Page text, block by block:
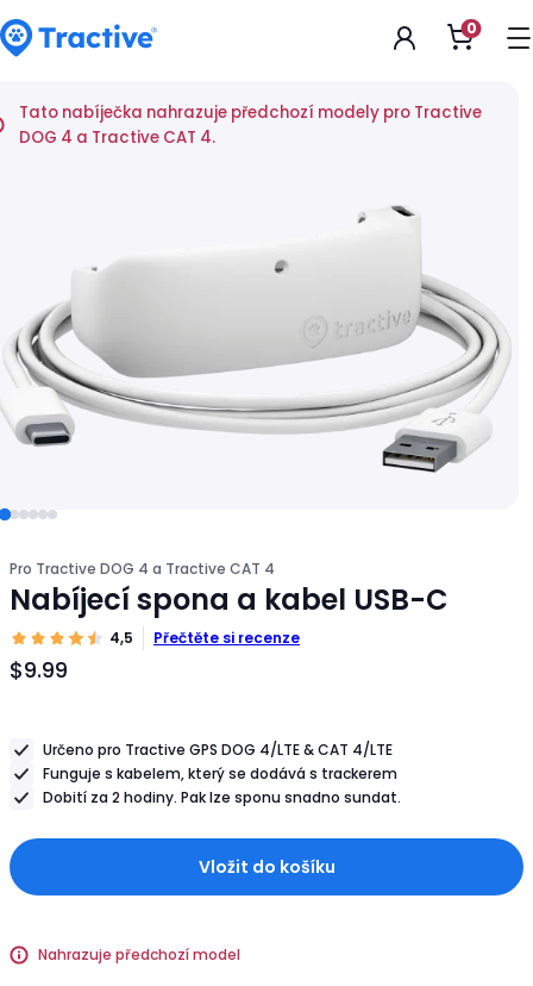
Accessibility
Statement
Otevřít
0
Tato nabíječka nahrazuje předchozí modely pro Tractive
DOG 4 a Tractive CAT 4.
Pro Tractive DOG 4 a Tractive CAT 4
Nabíjecí spona a kabel USB-C
4,5 Přečtěte si recenze
$9.99
Cena
$9.99Určeno pro Tractive GPS DOG 4/LTE & CAT 4/LTE
Funguje s kabelem, který se dodává s trackerem
Dobití za 2 hodiny. Pak lze sponu snadno sundat.
Vložit do košíku
Nahrazuje předchozí model